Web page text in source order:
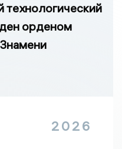
технологический
орденом
2026